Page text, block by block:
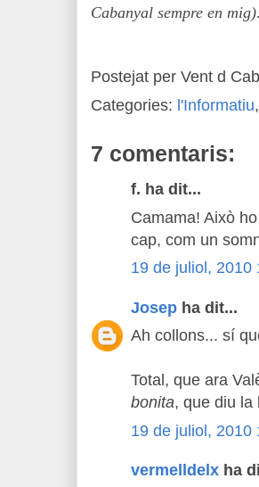
Cabanyal sempre en mig).
Postejat per Vent d
Categories: l'Informatiu,
7 comentaris:
f. ha dit...
Camama! Això
cap, com un
19 de juliol, 2010
Josep ha dit...
Ah collons... sí
Total, que ara
bonita, que diu la
19 de juliol, 2010
vermelldelx ha